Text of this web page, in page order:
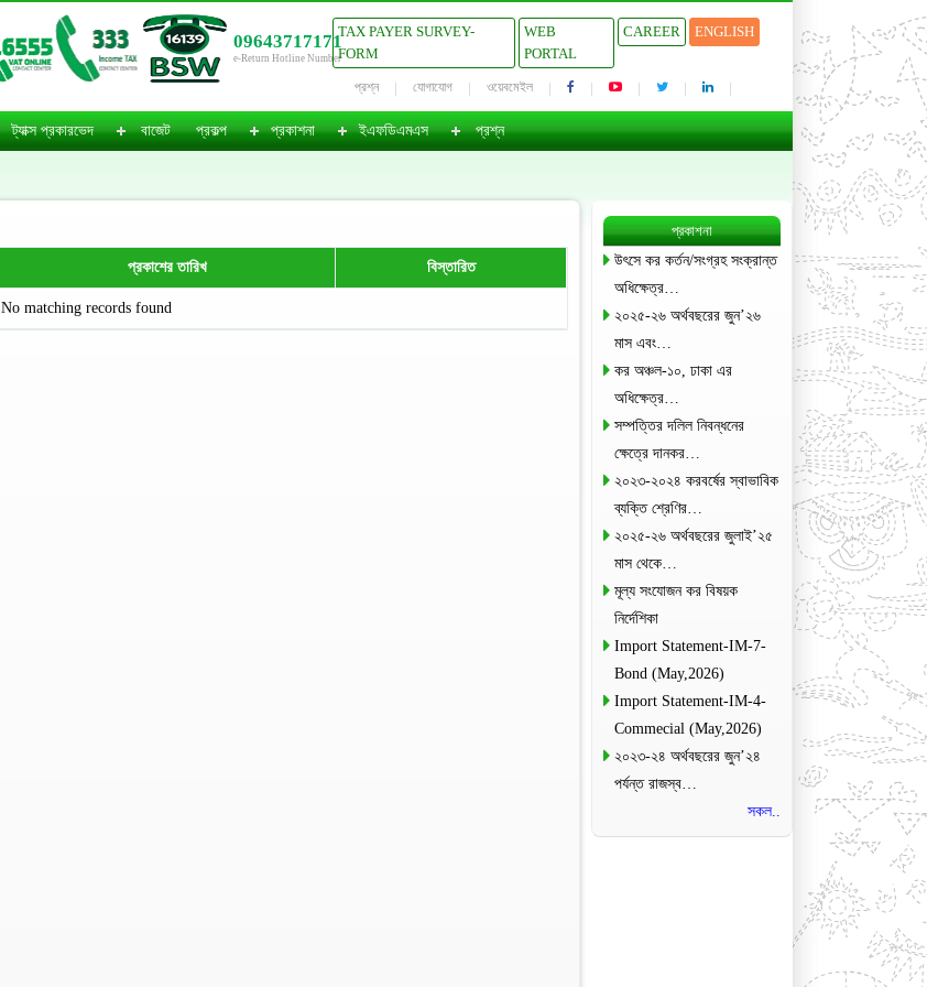
09643717171
e-Return Hotline Number
TAX PAYER SURVEY-
FORM
WEB
PORTAL
CAREER ENGLISH
প্রশ্ন যোগাযোগ ওয়েবমেইল
ট্যাক্স প্রকারভেদ বাজেট প্রকল্প প্রকাশনা ইএফডিএমএস প্রশ্ন
প্রকাশের তারিখ বিস্তারিত
No matching records found
প্রকাশনা
উৎসে কর কর্তন/সংগ্রহ সংক্রান্ত
অধিক্ষেত্র…
২০২৫-২৬ অর্থবছরের জুন’২৬
মাস এবং…
কর অঞ্চল-১০, ঢাকা এর
অধিক্ষেত্র…
সম্পত্তির দলিল নিবন্ধনের
ক্ষেত্রে দানকর…
২০২৩-২০২৪ করবর্ষের স্বাভাবিক
ব্যক্তি শ্রেণির…
২০২৫-২৬ অর্থবছরের জুলাই’২৫
মাস থেকে…
মূল্য সংযোজন কর বিষয়ক
নির্দেশিকা
Import Statement-IM-7-
Bond (May,2026)
Import Statement-IM-4-
Commecial (May,2026)
২০২৩-২৪ অর্থবছরের জুন’২৪
পর্যন্ত রাজস্ব…
সকল..